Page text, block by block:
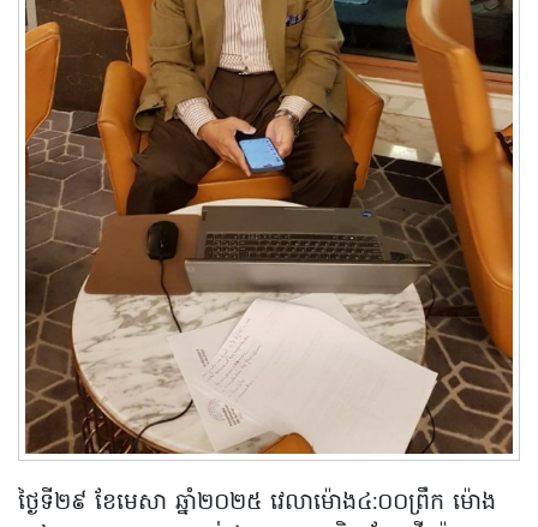
ថ្ងៃទី២៩ ខែមេសា ឆ្នាំ២០២៥ វេលាម៉ោង៤:០០ព្រឹក ម៉ោង